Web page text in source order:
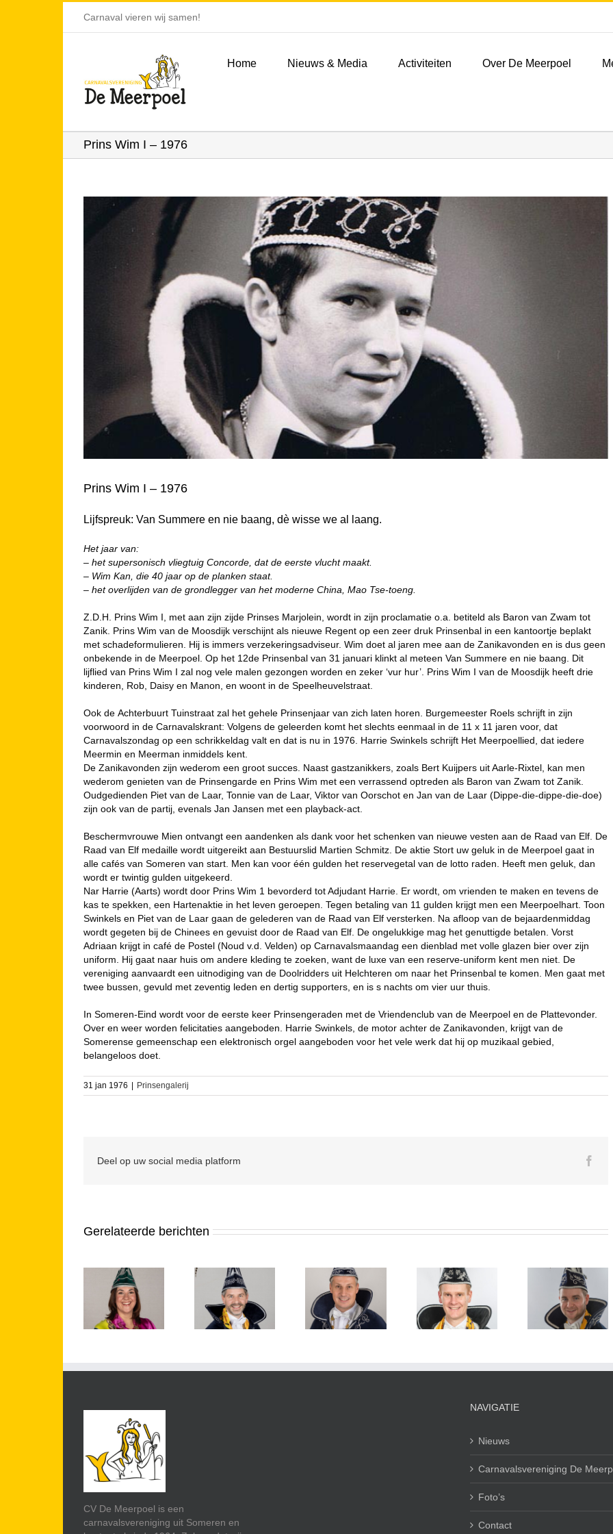
Carnaval vieren wij samen!
Home Nieuws & Media Activiteiten Over De Meerpoel
Prins Wim I – 1976
Prins Wim I – 1976
Lijfspreuk: Van Summere en nie baang, dè wisse we al laang.
Het jaar van:
– het supersonisch vliegtuig Concorde, dat de eerste vlucht maakt.
– Wim Kan, die 40 jaar op de planken staat.
– het overlijden van de grondlegger van het moderne China, Mao Tse-toeng.
Z.D.H. Prins Wim I, met aan zijn zijde Prinses Marjolein, wordt in zijn proclamatie o.a. betiteld als Baron van Zwam tot
Zanik. Prins Wim van de Moosdijk verschijnt als nieuwe Regent op een zeer druk Prinsenbal in een kantoortje beplakt
met schadeformulieren. Hij is immers verzekeringsadviseur. Wim doet al jaren mee aan de Zanikavonden en is dus geen
onbekende in de Meerpoel. Op het 12de Prinsenbal van 31 januari klinkt al meteen Van Summere en nie baang. Dit
lijflied van Prins Wim I zal nog vele malen gezongen worden en zeker ‘vur hur’. Prins Wim I van de Moosdijk heeft drie
kinderen, Rob, Daisy en Manon, en woont in de Speelheuvelstraat.
Ook de Achterbuurt Tuinstraat zal het gehele Prinsenjaar van zich laten horen. Burgemeester Roels schrijft in zijn
voorwoord in de Carnavalskrant: Volgens de geleerden komt het slechts eenmaal in de 11 x 11 jaren voor, dat
Carnavalszondag op een schrikkeldag valt en dat is nu in 1976. Harrie Swinkels schrijft Het Meerpoellied, dat iedere
Meermin en Meerman inmiddels kent.
De Zanikavonden zijn wederom een groot succes. Naast gastzanikkers, zoals Bert Kuijpers uit Aarle-Rixtel, kan men
wederom genieten van de Prinsengarde en Prins Wim met een verrassend optreden als Baron van Zwam tot Zanik.
Oudgedienden Piet van de Laar, Tonnie van de Laar, Viktor van Oorschot en Jan van de Laar (Dippe-die-dippe-die-doe)
zijn ook van de partij, evenals Jan Jansen met een playback-act.
Beschermvrouwe Mien ontvangt een aandenken als dank voor het schenken van nieuwe vesten aan de Raad van Elf. De
Raad van Elf medaille wordt uitgereikt aan Bestuurslid Martien Schmitz. De aktie Stort uw geluk in de Meerpoel gaat in
alle cafés van Someren van start. Men kan voor één gulden het reservegetal van de lotto raden. Heeft men geluk, dan
wordt er twintig gulden uitgekeerd.
Nar Harrie (Aarts) wordt door Prins Wim 1 bevorderd tot Adjudant Harrie. Er wordt, om vrienden te maken en tevens de
kas te spekken, een Hartenaktie in het leven geroepen. Tegen betaling van 11 gulden krijgt men een Meerpoelhart. Toon
Swinkels en Piet van de Laar gaan de gelederen van de Raad van Elf versterken. Na afloop van de bejaardenmiddag
wordt gegeten bij de Chinees en gevuist door de Raad van Elf. De ongelukkige mag het genuttigde betalen. Vorst
Adriaan krijgt in café de Postel (Noud v.d. Velden) op Carnavalsmaandag een dienblad met volle glazen bier over zijn
uniform. Hij gaat naar huis om andere kleding te zoeken, want de luxe van een reserve-uniform kent men niet. De
vereniging aanvaardt een uitnodiging van de Doolridders uit Helchteren om naar het Prinsenbal te komen. Men gaat met
twee bussen, gevuld met zeventig leden en dertig supporters, en is s nachts om vier uur thuis.
In Someren-Eind wordt voor de eerste keer Prinsengeraden met de Vriendenclub van de Meerpoel en de Plattevonder.
Over en weer worden felicitaties aangeboden. Harrie Swinkels, de motor achter de Zanikavonden, krijgt van de
Somerense gemeenschap een elektronisch orgel aangeboden voor het vele werk dat hij op muzikaal gebied,
belangeloos doet.
31 jan 1976 | Prinsengalerij
Deel op uw social media platform
Gerelateerde berichten
Prins Dirk I –
2024
Prins Daan I
– 2023
Prins Pim I –
2020
Prins Lukas I
– 2019
Prinses
Annebet I
2025
CV De Meerpoel is een
carnavalsvereniging uit Someren en
NAVIGATIE
Nieuws
Carnavalsvereniging De
Foto’s
Contact